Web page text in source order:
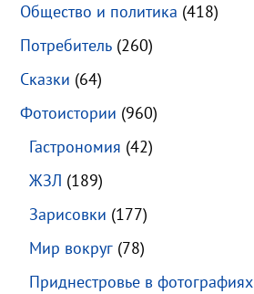
Общество и политика (418)
Потребитель (260)
Сказки (64)
Фотоистории (960)
Гастрономия (42)
ЖЗЛ (189)
Зарисовки (177)
Мир вокруг (78)
Приднестровье в фотографиях